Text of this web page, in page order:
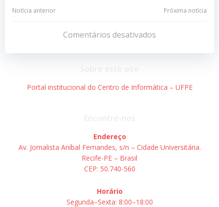
Navegação
Post
Notícia anterior
Navegação
de
Post
Próxima notícia
Comentários desativados
Portal institucional do Centro de Informática – UFPE
Endereço
Av. Jornalista Aníbal Fernandes, s/n – Cidade Universitária.
Recife-PE – Brasil
CEP: 50.740-560
Horário
Segunda–Sexta: 8:00–18:00